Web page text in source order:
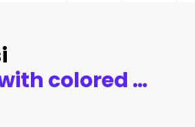
Modern villa with colored led lights at night